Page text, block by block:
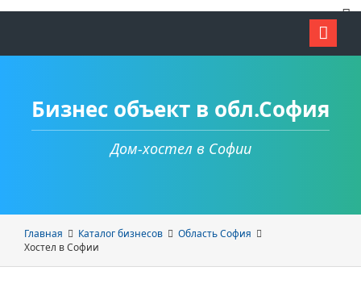
Бизнес объект в обл.София
Дом-хостел в Софии
Главная Каталог бизнесов
Область София
Хостел в Софии